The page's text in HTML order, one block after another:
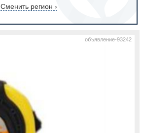
Сменить регион ›
объявление-93242